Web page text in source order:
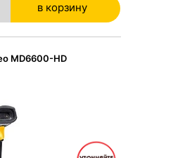
в корзину
в корзине
MD6600-HD